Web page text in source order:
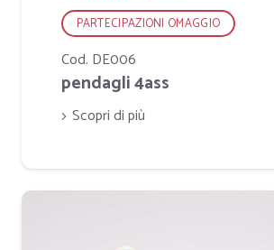
PARTECIPAZIONI OMAGGIO
Cod. DE006
pendagli 4ass
Scopri di più